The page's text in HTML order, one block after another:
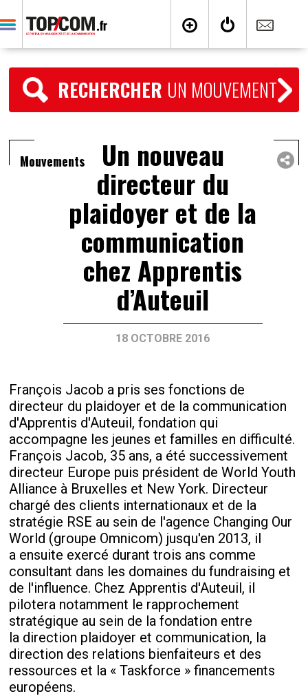
RECHERCHER UN MOUVEMENT
Mouvements Un nouveau
directeur du
plaidoyer et de la
communication
chez Apprentis
d’Auteuil
18 OCTOBRE 2016
François Jacob a pris ses fonctions de
directeur du plaidoyer et de la communication
d'Apprentis d'Auteuil, fondation qui
accompagne les jeunes et familles en difficulté.
François Jacob, 35 ans, a été successivement
directeur Europe puis président de World Youth
Alliance à Bruxelles et New York. Directeur
chargé des clients internationaux et de la
stratégie RSE au sein de l'agence Changing Our
World (groupe Omnicom) jusqu'en 2013, il
a ensuite exercé durant trois ans comme
consultant dans les domaines du fundraising et
de l'influence. Chez Apprentis d'Auteuil, il
pilotera notamment le rapprochement
stratégique au sein de la fondation entre
la direction plaidoyer et communication, la
direction des relations bienfaiteurs et des
ressources et la « Taskforce » financements
européens.